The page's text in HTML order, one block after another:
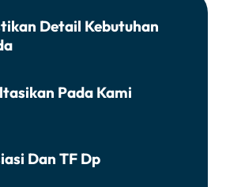
Detail Kebutuhan
Pada Kami
Dan TF Dp